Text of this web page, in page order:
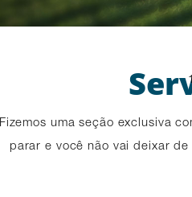
Fizemos uma seção exclusiva
parar e você não vai deixar